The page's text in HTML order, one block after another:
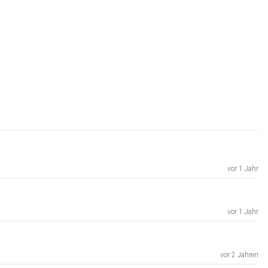
vor 1 Jahr
vor 1 Jahr
vor 2 Jahren